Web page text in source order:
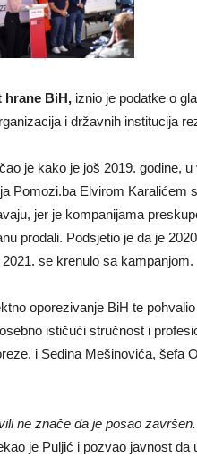
hrane BiH, iznio je podatke o
i državnih institucija
je kako je još 2019. godine,
Pomozi.ba Elvirom Karalićem
jer je kompanijama
prodali. Podsjetio je da je
se krenulo sa kampanjom.
oporezivanje BiH te
ističući stručnost i
i Sedina Mešinovića, šefa
ne znače da je posao
je Puljić i pozvao javnost da